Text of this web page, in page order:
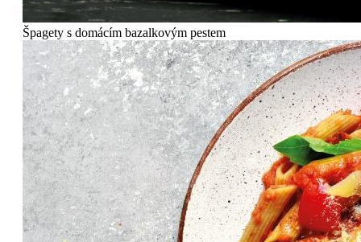
Špagety s domácím bazalkovým pestem